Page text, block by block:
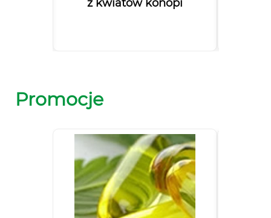
z kwiatów konopi
Promocje